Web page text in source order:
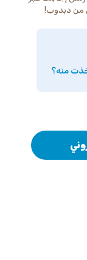
من دبدوب!
منه؟